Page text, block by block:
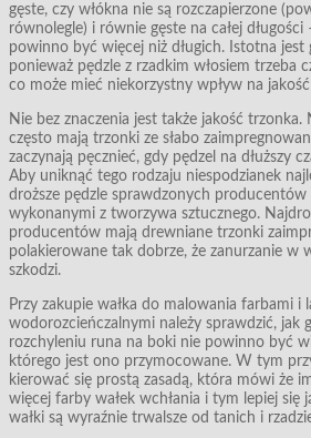
gęste, czy włókna nie są rozczapierzone
równolegle) i równie gęste na całej
powinno być więcej niż długich. Istotna jest
ponieważ pędzle z rzadkim włosiem trzeba
co może mieć niekorzystny wpływ na
Nie bez znaczenia jest także jakość trzonka.
często mają trzonki ze słabo
zaczynają pęcznieć, gdy pędzel na dłuższy
Aby uniknąć tego rodzaju niespodzianek
droższe pędzle sprawdzonych
wykonanymi z tworzywa sztucznego.
producentów mają drewniane trzonki
polakierowane tak dobrze, że zanurzanie w
szkodzi.
Przy zakupie wałka do malowania farbami i
wodorozcieńczalnymi należy sprawdzić, jak
rozchyleniu runa na boki nie powinno być
którego jest ono przymocowane. W tym
kierować się prostą zasadą, która mówi że
więcej farby wałek wchłania i tym lepiej się
wałki są wyraźnie trwalsze od tanich i